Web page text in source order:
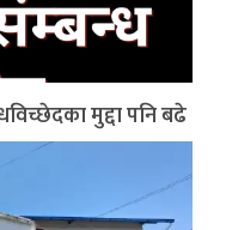
मुद्दा पनि बढे